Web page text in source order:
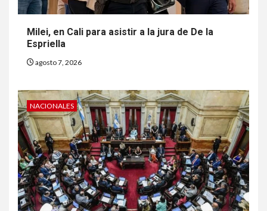
Milei, en Cali para asistir a la jura de De la
Espriella
agosto 7, 2026
NACIONALES